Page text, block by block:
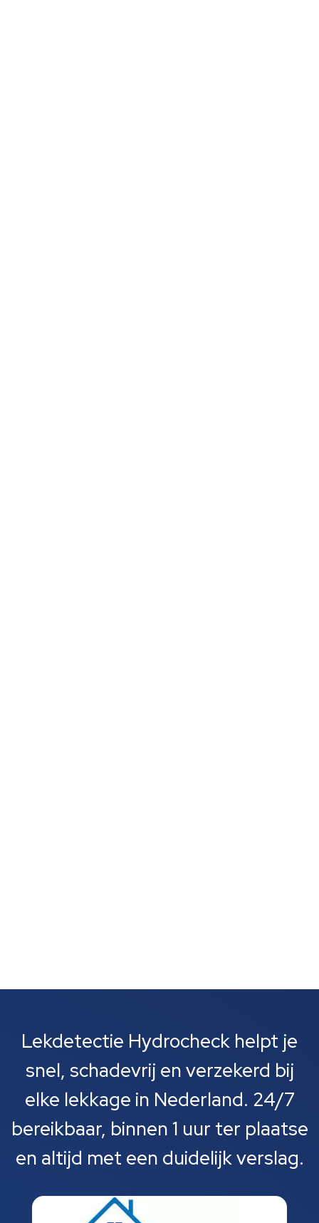
Lekdetectie Hydrocheck helpt je
snel, schadevrij en verzekerd bij
elke lekkage in Nederland. 24/7
bereikbaar, binnen 1 uur ter plaatse
en altijd met een duidelijk verslag.